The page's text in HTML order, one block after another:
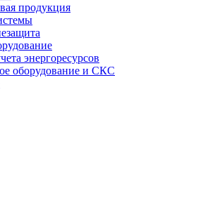
продукция
энергоресурсов
оборудование и СКС